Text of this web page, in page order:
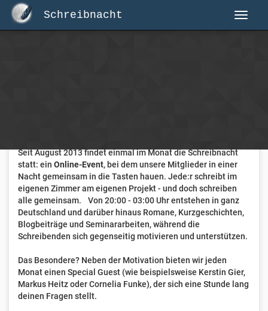
Schreibnacht
Seit August 2013 findet einmal im Monat die Schreibnacht
statt: ein Online-Event, bei dem unsere Mitglieder in einer
Nacht gemeinsam in die Tasten hauen. Jede:r schreibt im
eigenen Zimmer am eigenen Projekt - und doch schreiben
alle gemeinsam. Von 20:00 - 03:00 Uhr entstehen in ganz
Deutschland und darüber hinaus Romane, Kurzgeschichten,
Blogbeiträge und Seminararbeiten, während die
Schreibenden sich gegenseitig motivieren und unterstützen.
Das Besondere? Neben der Motivation bieten wir jeden
Monat einen Special Guest (wie beispielsweise Kerstin Gier,
Markus Heitz oder Cornelia Funke), der sich eine Stunde lang
deinen Fragen stellt.